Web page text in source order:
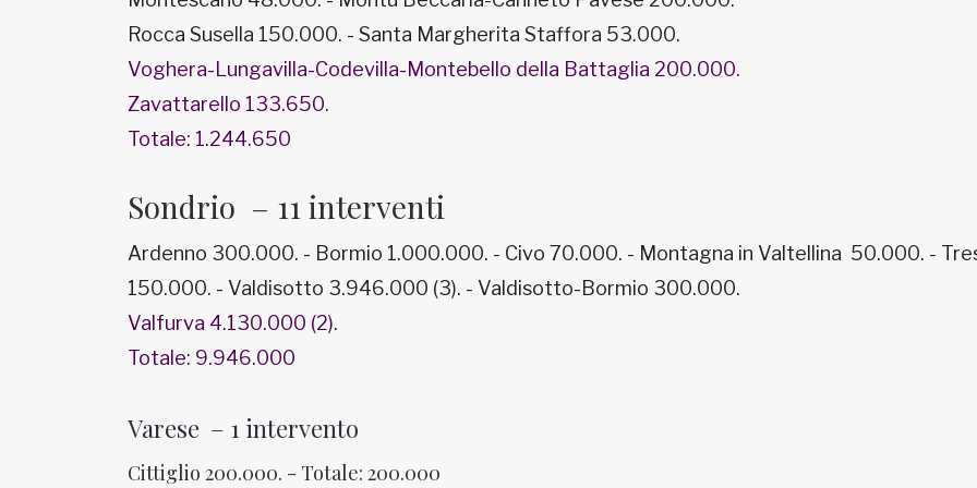
Rocca Susella 150.000. - Santa Margherita Staffora 53.000.
Voghera-Lungavilla-Codevilla-Montebello della Battaglia 200.000.
Zavattarello 133.650.
Totale: 1.244.650
Sondrio – 11 interventi
Ardenno 300.000. - Bormio 1.000.000. - Civo 70.000. - Montagna in Valtellina 50.000. -
150.000. - Valdisotto 3.946.000 (3). - Valdisotto-Bormio 300.000.
Valfurva 4.130.000 (2).
Totale: 9.946.000
Varese – 1 intervento
Cittiglio 200.000. - Totale: 200.000